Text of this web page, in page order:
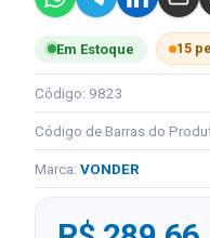
Em Estoque 15
Código: 9823
Código de Barras do
Marca: VONDER